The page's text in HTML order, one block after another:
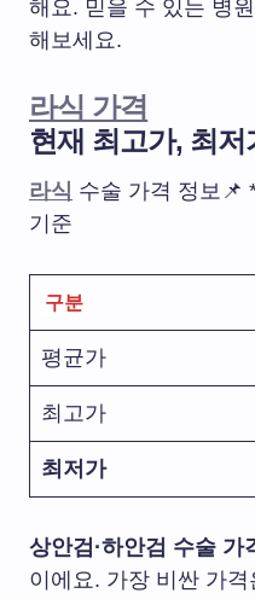
해요. 믿을 수 있는 병
해보세요.
라식 가격
현재 최고가, 최
라식 수술 가격 정보📌
기준
구분
평균가
최고가
최저가
상안검·하안검 수술 가
이에요. 가장 비싼 가격